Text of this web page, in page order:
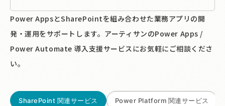
Power AppsとSharePointを組み合わせた業務アプリの開
発・運用をサポートします。アーティサンのPower Apps /
Power Automate 導入支援サービスにお気軽にご相談くださ
い。
SharePoint 関連サービス Power Platform 関連サービス